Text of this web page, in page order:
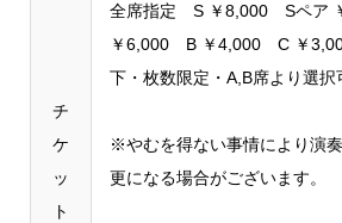
チ
ケ
ッ
ト
全席指定 S ￥8,000 Sペア
￥6,000 B ￥4,000 C ￥
下・枚数限定・A,B席より選択
※やむを得ない事情により演
更になる場合がございます。